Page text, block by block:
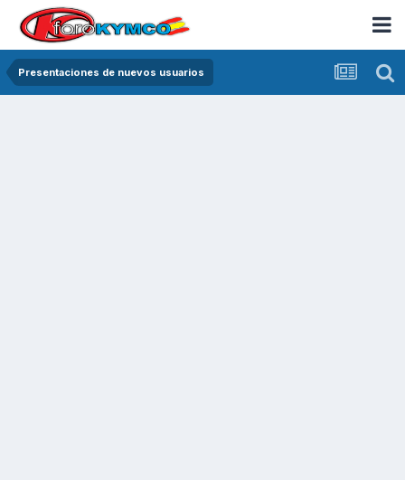
Presentaciones de nuevos usuarios